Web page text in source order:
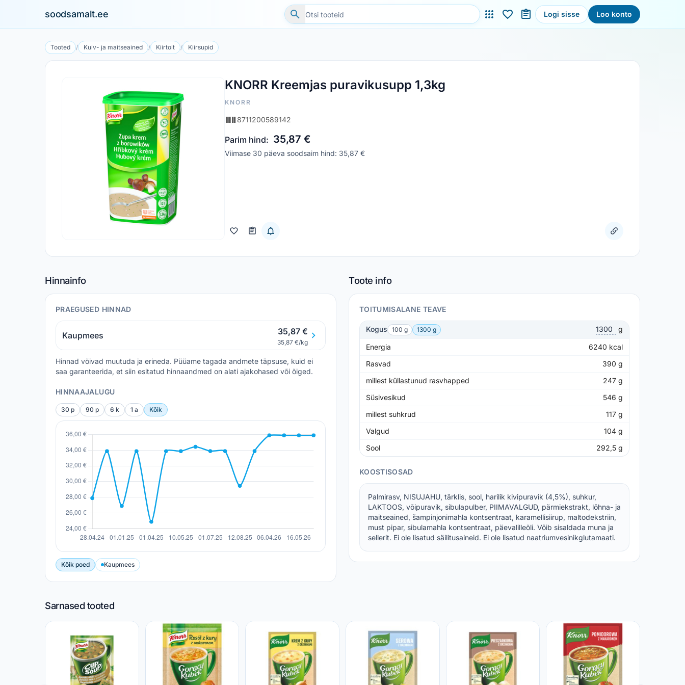
soodsamalt.ee Logi sisse Loo konto
Tooted / Kuiv- ja maitseained / Kiirtoit / Kiirsupid
KNORR Kreemjas puravikusupp 1,3kg
KNORR
8711200589142
Parim hind: 35,87 €
Viimase 30 päeva soodsaim hind: 35,87 €
Hinnainfo
PRAEGUSED HINNAD
Kaupmees 35,87 €
35,87 €/kg
Hinnad võivad muutuda ja erineda. Püüame tagada andmete täpsuse, kuid ei
saa garanteerida, et siin esitatud hinnaandmed on alati ajakohased või õiged.
HINNAAJALUGU
30 p 90 p 6 k 1 a Kõik
Kõik poed Kaupmees
Toote info
TOITUMISALANE TEAVE
Kogus 100 g 1300 g g
Energia 6240 kcal
Rasvad
390 g
millest küllastunud rasvhapped
247 g
Süsivesikud
546 g
millest suhkrud
117 g
Valgud
104 g
Sool
292,5 g
KOOSTISOSAD
Palmirasv, NISUJAHU, tärklis, sool, harilik kivipuravik (4,5%), suhkur,
LAKTOOS, võipuravik, sibulapulber, PIIMAVALGUD, pärmiekstrakt, lõhna- ja
maitseained, šampinjonimahla kontsentraat, karamellisiirup, maltodekstriin,
must pipar, sibulamahla kontsentraat, päevalilleõli. Võib sisaldada muna ja
sellerit. Ei ole lisatud säilitusaineid. Ei ole lisatud naatriumvesinikglutamaati.
Sarnased tooted